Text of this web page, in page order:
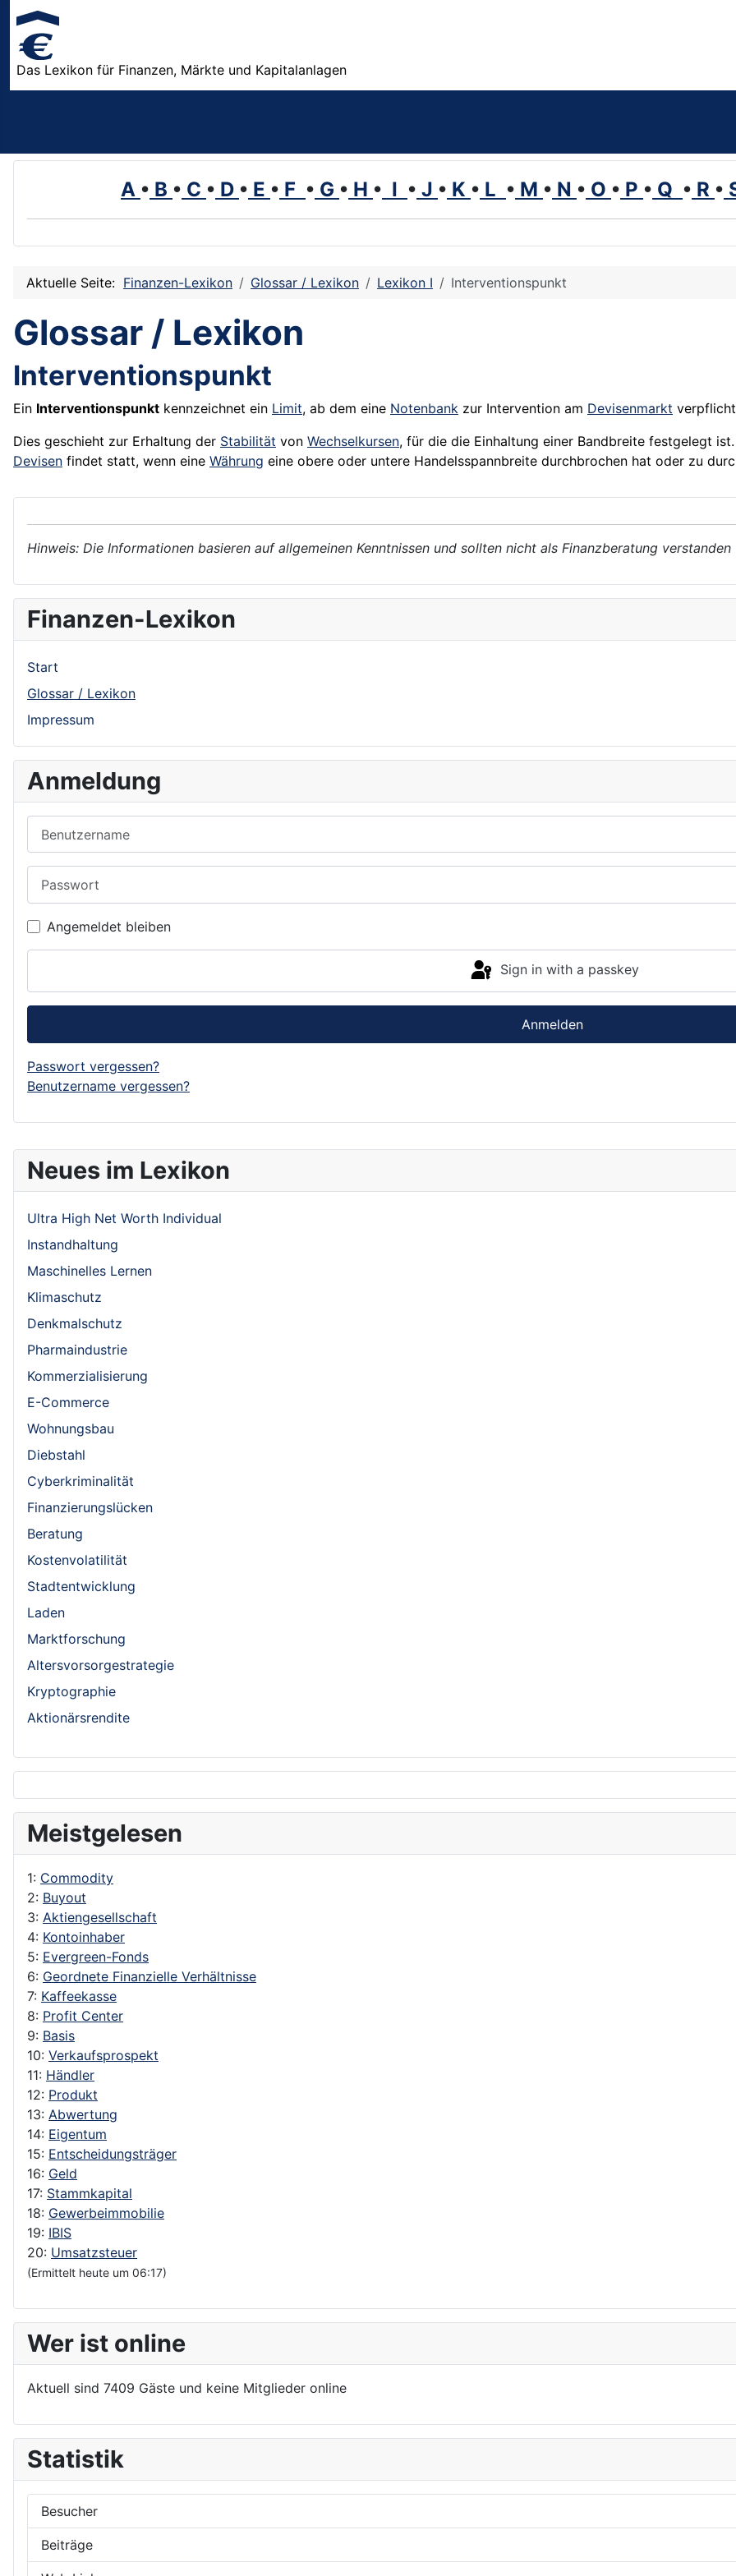
Das Lexikon für Finanzen, Märkte und Kapitalanlagen
A • B • C • D • E • F • G • H • I • J • K • L • M • N • O • P • Q • R •
Neues im Lexikon
Ultra High Net Worth Individual
Instandhaltung
Maschinelles Lernen
Klimaschutz
Denkmalschutz
Pharmaindustrie
Kommerzialisierung
E-Commerce
Wohnungsbau
Diebstahl
Cyberkriminalität
Finanzierungslücken
Beratung
Kostenvolatilität
Stadtentwicklung
Laden
Marktforschung
Altersvorsorgestrategie
Kryptographie
Aktionärsrendite
Meistgelesen
1: Commodity
2: Buyout
3: Aktiengesellschaft
4: Kontoinhaber
5: Evergreen-Fonds
6: Geordnete Finanzielle Verhältnisse
7: Kaffeekasse
8: Profit Center
9: Basis
10: Verkaufsprospekt
11: Händler
12: Produkt
13: Abwertung
14: Eigentum
15: Entscheidungsträger
16: Geld
17: Stammkapital
18: Gewerbeimmobilie
19: IBIS
20: Umsatzsteuer
(Ermittelt heute um 06:17)
Wer ist online
Aktuell sind 7409 Gäste und keine Mitglieder online
Statistik
Besucher
Beiträge
Aktuelle Seite: Finanzen-Lexikon Glossar / Lexikon Lexikon I Interventionspunkt
Glossar / Lexikon
Interventionspunkt
Ein Interventionspunkt kennzeichnet ein Limit, ab dem eine Notenbank zur Intervention am Devisenmarkt
Dies geschieht zur Erhaltung der Stabilität von Wechselkursen, für die die Einhaltung einer Bandbreite festgelegt
Devisen findet statt, wenn eine Währung eine obere oder untere Handelsspannbreite durchbrochen hat oder zu
Hinweis: Die Informationen basieren auf allgemeinen Kenntnissen und sollten nicht als Finanzberatung verstanden
Finanzen-Lexikon
Start
Glossar / Lexikon
Impressum
Anmeldung
Angemeldet bleiben
Sign in with a passkey
Anmelden
Passwort vergessen?
Benutzername vergessen?